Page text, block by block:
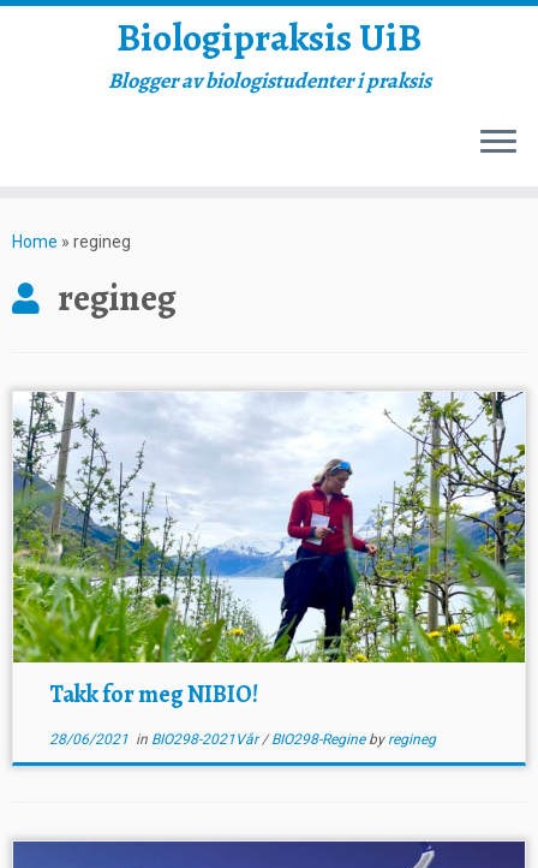
to
Biologipraksis UiB
Blogger av biologistudenter i praksis
Home » regineg
regineg
Takk for meg NIBIO!
28/06/2021in BIO298-2021Vår/BIO298-Regine by regineg